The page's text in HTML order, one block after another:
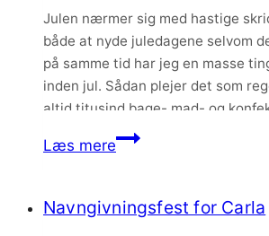
en
baby
Julen nærmer sig med hastige
både at nyde juledagene selvom
på samme tid har jeg en masse
inden jul. Sådan plejer det som
altid titusind bage- mad- og
skal føres ud i livet…
Læs mereEn
lidt
Navngivningsfest for Carla